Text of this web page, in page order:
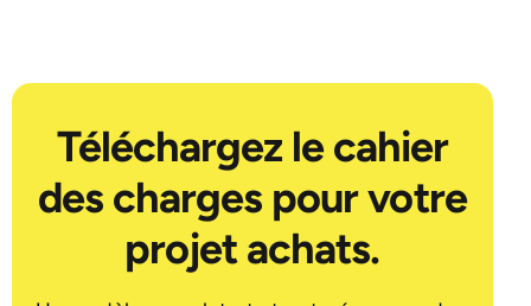
Téléchargez le cahier
des charges pour votre
projet achats.